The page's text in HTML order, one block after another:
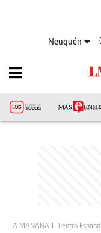
Neuquén
LA MAÑANA Centro Español